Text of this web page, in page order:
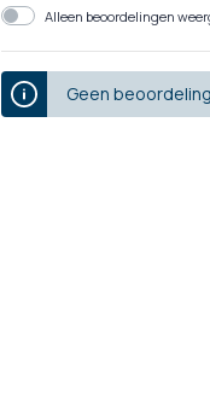
Alleen beoordelingen
Geen